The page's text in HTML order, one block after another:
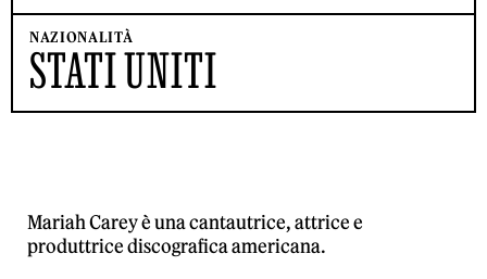
NAZIONALITÀ
STATI UNITI
Mariah Carey è una cantautrice, attrice e
produttrice discografica americana.